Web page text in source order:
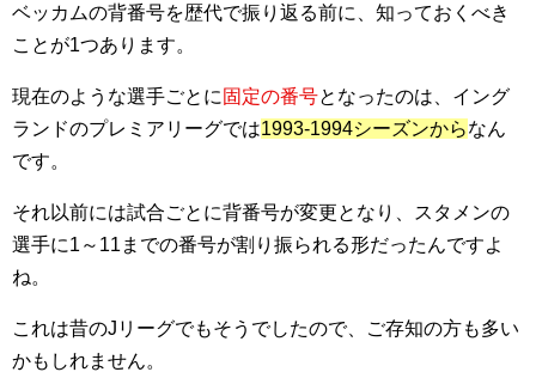
ベッカムの背番号を歴代で振り返る前に、知っておくべき
ことが1つあります。
現在のような選手ごとに 固定の番号となったのは、イング
ランドのプレミアリーグでは1993-1994シーズンからなん
です。
それ以前には試合ごとに背番号が変更となり、スタメンの
選手に1～11までの番号が割り振られる形だったんですよ
ね。
これは昔のJリーグでもそうでしたので、ご存知の方も多い
かもしれません。